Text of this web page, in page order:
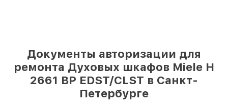
Документы авторизации для
ремонта Духовых шкафов Miele H
2661 BP EDST/CLST в Санкт-
Петербурге